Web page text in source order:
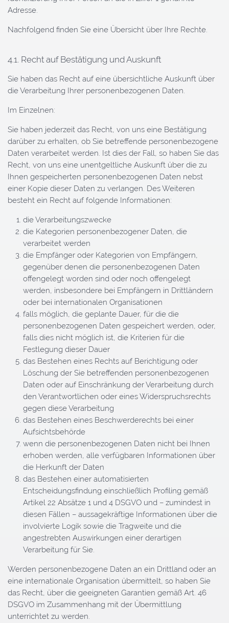
Adresse.
Nachfolgend finden Sie eine Übersicht über Ihre Rechte.
4.1. Recht auf Bestätigung und Auskunft
Sie haben das Recht auf eine übersichtliche Auskunft über
die Verarbeitung Ihrer personenbezogenen Daten.
Im Einzelnen:
Sie haben jederzeit das Recht, von uns eine Bestätigung
darüber zu erhalten, ob Sie betreffende personenbezogene
Daten verarbeitet werden. Ist dies der Fall, so haben Sie das
Recht, von uns eine unentgeltliche Auskunft über die zu
Ihnen gespeicherten personenbezogenen Daten nebst
einer Kopie dieser Daten zu verlangen. Des Weiteren
besteht ein Recht auf folgende Informationen:
die Verarbeitungszwecke
die Kategorien personenbezogener Daten, die
verarbeitet werden
die Empfänger oder Kategorien von Empfängern,
gegenüber denen die personenbezogenen Daten
offengelegt worden sind oder noch offengelegt
werden, insbesondere bei Empfängern in Drittländern
oder bei internationalen Organisationen
falls möglich, die geplante Dauer, für die die
personenbezogenen Daten gespeichert werden, oder,
falls dies nicht möglich ist, die Kriterien für die
Festlegung dieser Dauer
das Bestehen eines Rechts auf Berichtigung oder
Löschung der Sie betreffenden personenbezogenen
Daten oder auf Einschränkung der Verarbeitung durch
den Verantwortlichen oder eines Widerspruchsrechts
gegen diese Verarbeitung
das Bestehen eines Beschwerderechts bei einer
Aufsichtsbehörde
wenn die personenbezogenen Daten nicht bei Ihnen
erhoben werden, alle verfügbaren Informationen über
die Herkunft der Daten
das Bestehen einer automatisierten
Entscheidungsfindung einschließlich Profiling gemäß
Artikel 22 Absätze 1 und 4 DSGVO und – zumindest in
diesen Fällen – aussagekräftige Informationen über die
involvierte Logik sowie die Tragweite und die
angestrebten Auswirkungen einer derartigen
Verarbeitung für Sie.
Werden personenbezogene Daten an ein Drittland oder an
eine internationale Organisation übermittelt, so haben Sie
das Recht, über die geeigneten Garantien gemäß Art. 46
DSGVO im Zusammenhang mit der Übermittlung
unterrichtet zu werden.